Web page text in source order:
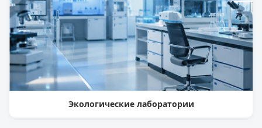
Экологические лаборатории